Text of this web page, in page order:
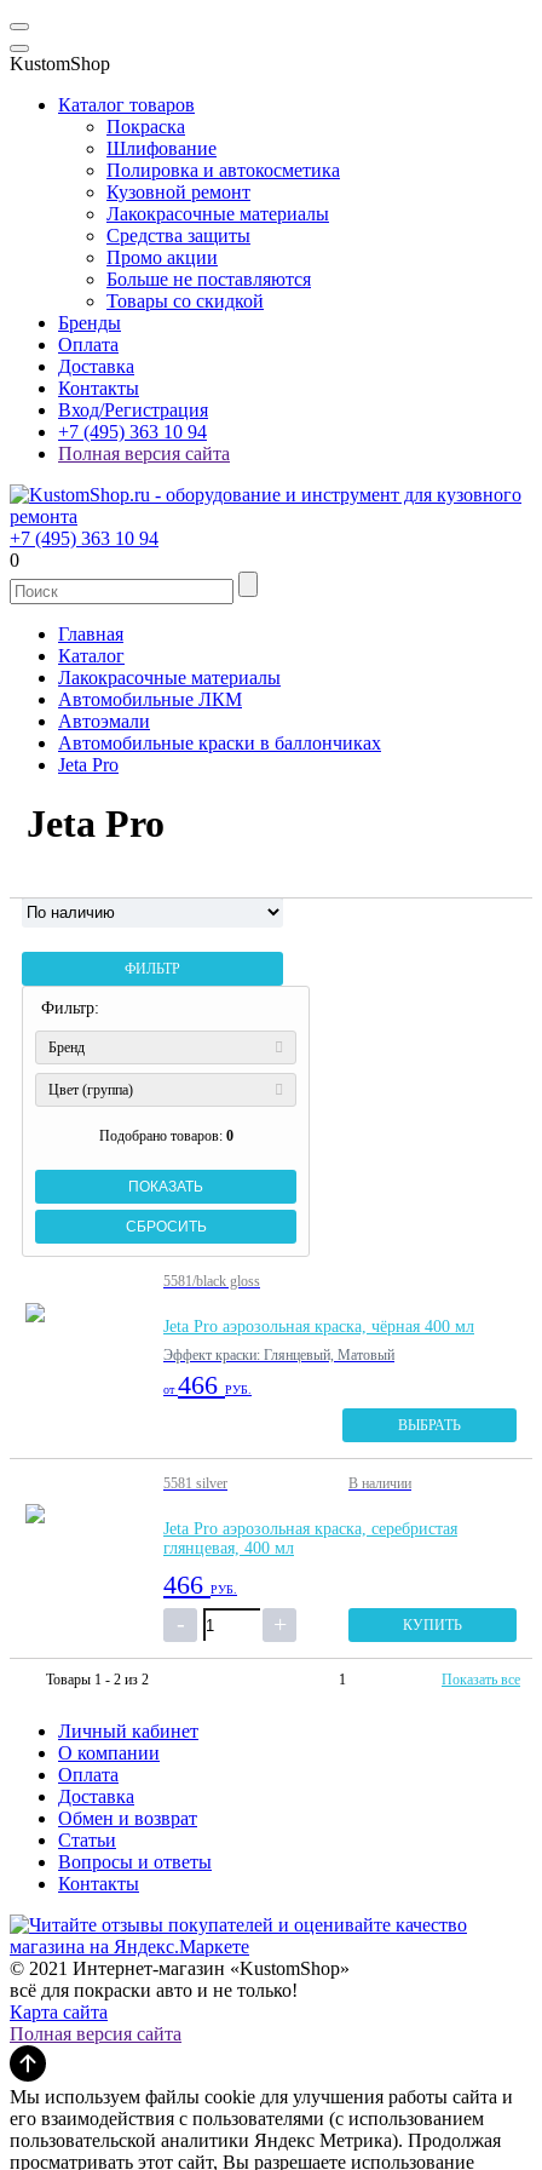
KustomShop
Каталог товаров
Покраска
Шлифование
Полировка и автокосметика
Кузовной ремонт
Лакокрасочные материалы
Средства защиты
Промо акции
Больше не поставляются
Товары со скидкой
Бренды
Оплата
Доставка
Контакты
Вход/Регистрация
+7 (495) 363 10 94
Полная версия сайта
+7 (495) 363 10 94
0
Главная
Каталог
Лакокрасочные материалы
Автомобильные ЛКМ
Автоэмали
Автомобильные краски в баллончиках
Jeta Pro
Jeta Pro
ФИЛЬТР
Фильтр:
Бренд
Цвет (группа)
Подобрано товаров: 0
5581/black gloss
Jeta Pro аэрозольная краска, чёрная 400 мл
Эффект краски: Глянцевый, Матовый
от466 РУБ.
ВЫБРАТЬ
5581 silver В наличии
Jeta Pro аэрозольная краска, серебристая
глянцевая, 400 мл
466 РУБ.
КУПИТЬ
Товары 1 - 2 из 2 1 Показать все
Личный кабинет
О компании
Оплата
Доставка
Обмен и возврат
Статьи
Вопросы и ответы
Контакты
© 2021 Интернет-магазин «KustomShop»
всё для покраски авто и не только!
Карта сайта
Полная версия сайта
Мы используем файлы cookie для улучшения работы сайта и
его взаимодействия с пользователями (с использованием
пользовательской аналитики Яндекс Метрика). Продолжая
просматривать этот сайт, Вы разрешаете использование